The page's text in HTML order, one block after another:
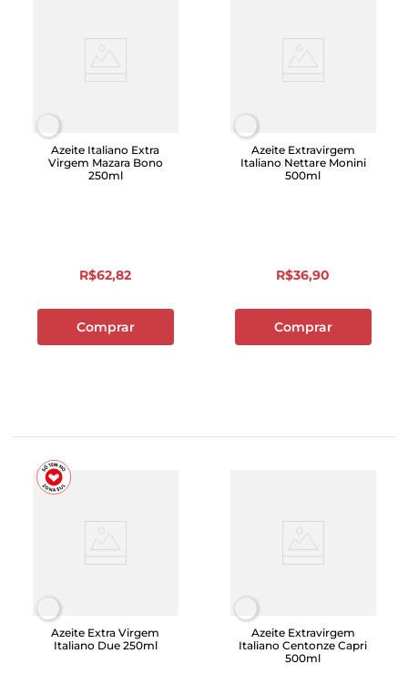
Azeite Italiano Extra
Virgem Mazara Bono
250ml
R$62,82
Comprar
Azeite Extravirgem
Italiano Nettare Monini
500ml
R$36,90
Comprar
Azeite Extra Virgem
Italiano Due 250ml
Azeite Extravirgem
Italiano Centonze Capri
500ml